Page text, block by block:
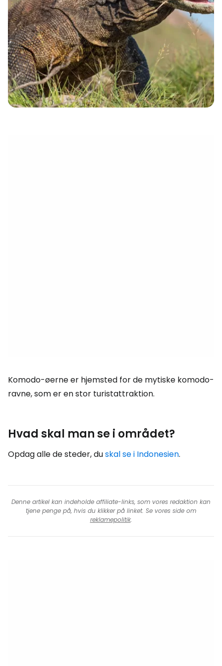
Komodo-øerne er hjemsted for de mytiske komodo-
ravne, som er en stor turistattraktion.
Hvad skal man se i området?
Opdag alle de steder, duskal se i Indonesien.
Denne artikel kan indeholde affiliate-links, som vores redaktion kan
tjene penge på, hvis du klikker på linket. Se vores side om
reklamepolitik.